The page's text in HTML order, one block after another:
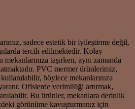
sadece estetik bir iyileştirme değil,
tercih edilmektedir. Kolay
taşırken, aynı zamanda
PVC mermer ürünlerimiz,
böylece mekanlarınıza
Ofislerde verimliliği artırmak,
Bu ürünler, mekanlara derinlik
görünüme kavuşturmanız için